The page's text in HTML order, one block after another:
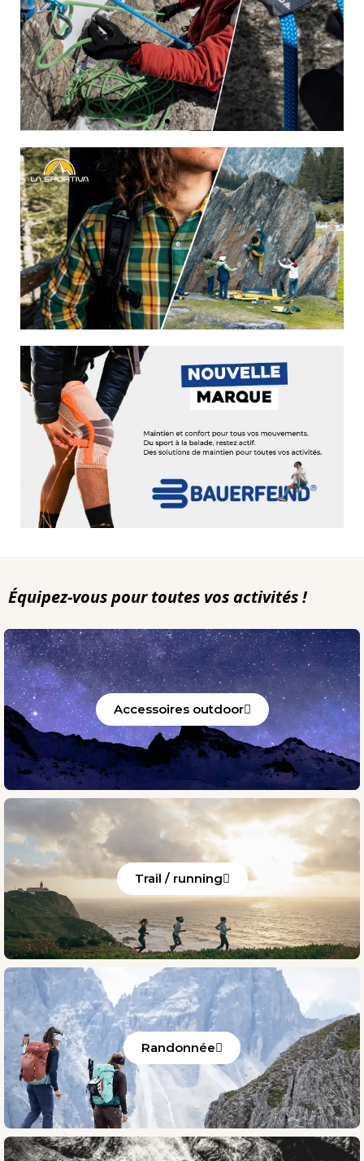
Équipez-vous pour toutes vos activités !
Randonnée
Trail / running
Accessoires outdoor